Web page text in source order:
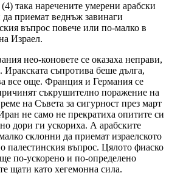
така наречените умерени арабски
приемат веднъж завинаги
въпрос повече или по-малко в
Израел.
нео-коновете се оказаха неправи,
Иракската съпротива беше дълга,
все още. Франция и Германия се
съкрушително поражение на
на Съвета за сигурност през март
не само не прекратиха опитите си
дори ги ускориха. А арабските
склонни да приемат израелското
палестинския въпрос. Цялото фиаско
по-ускорено и по-определено
щати като хегемонна сила.